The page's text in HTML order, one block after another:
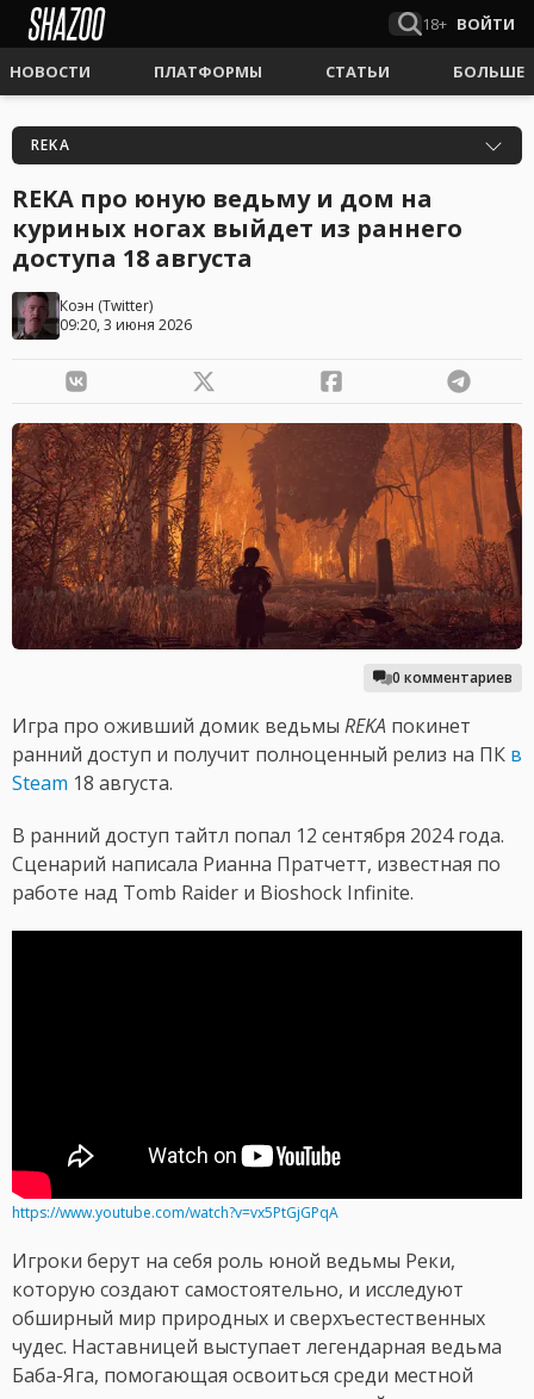
18+ ВОЙТИ
НОВОСТИ ПЛАТФОРМЫ СТАТЬИ БОЛЬШЕ
REKA
REKA про юную ведьму и дом на
куриных ногах выйдет из раннего
доступа 18 августа
Коэн (Twitter)
09:20, 3 июня 2026
0 комментариев
Игра про оживший домик ведьмы REKA покинет
ранний доступ и получит полноценный релиз на ПК в
Steam 18 августа.
В ранний доступ тайтл попал 12 сентября 2024 года.
Сценарий написала Рианна Пратчетт, известная по
работе над Tomb Raider и Bioshock Infinite.
https://www.youtube.com/watch?v=vx5PtGjGPqA
Игроки берут на себя роль юной ведьмы Реки,
которую создают самостоятельно, и исследуют
обширный мир природных и сверхъестественных
чудес. Наставницей выступает легендарная ведьма
Баба-Яга, помогающая освоиться среди местной